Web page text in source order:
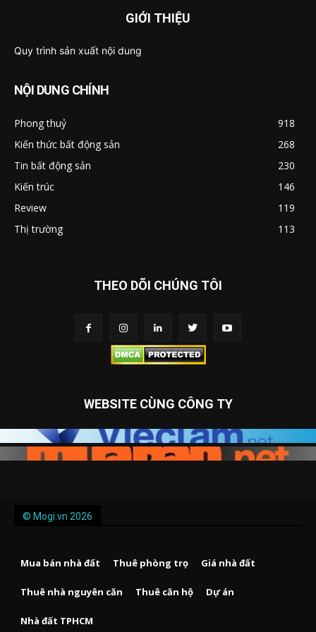
GIỚI THIỆU
Quy trình sản xuất nội dung
NỘI DUNG CHÍNH
Phong thuỷ
918
Kiến thức bất động sản
268
Tin bất động sản
230
Kiến trúc
146
Review
119
Thị trường
113
THEO DÕI CHÚNG TÔI
WEBSITE CÙNG CÔNG TY
© Mogi.vn 2026
Mua bán nhà đất Thuê phòng trọ Giá nhà đất
Thuê nhà nguyên căn Thuê căn hộ Dự án
Nhà đất TPHCM